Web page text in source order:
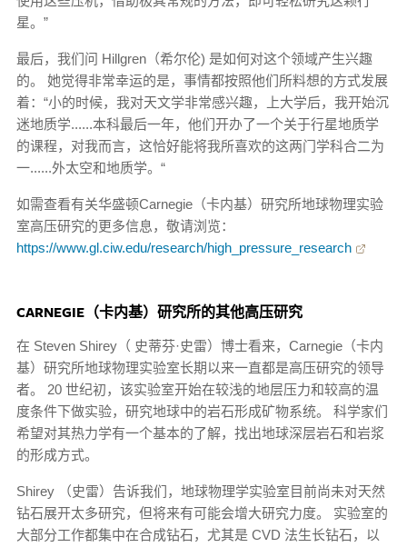
星。”
最后，我们问 Hillgren（希尔伦) 是如何对这个领域产生兴趣
的。 她觉得非常幸运的是，事情都按照他们所料想的方式发展
着：“小的时候，我对天文学非常感兴趣，上大学后，我开始沉
迷地质学......本科最后一年，他们开办了一个关于行星地质学
的课程，对我而言，这恰好能将我所喜欢的这两门学科合二为
一......外太空和地质学。“
如需查看有关华盛顿Carnegie（卡内基）研究所地球物理实验
室高压研究的更多信息，敬请浏览：
https://www.gl.ciw.edu/research/high_pressure_research
CARNEGIE（卡内基）研究所的其他高压研究
在 Steven Shirey（ 史蒂芬·史雷）博士看来，Carnegie（卡内
基）研究所地球物理实验室长期以来一直都是高压研究的领导
者。 20 世纪初，该实验室开始在较浅的地层压力和较高的温
度条件下做实验，研究地球中的岩石形成矿物系统。 科学家们
希望对其热力学有一个基本的了解，找出地球深层岩石和岩浆
的形成方式。
Shirey （史雷）告诉我们，地球物理学实验室目前尚未对天然
钻石展开太多研究，但将来有可能会增大研究力度。 实验室的
大部分工作都集中在合成钻石，尤其是 CVD 法生长钻石，以